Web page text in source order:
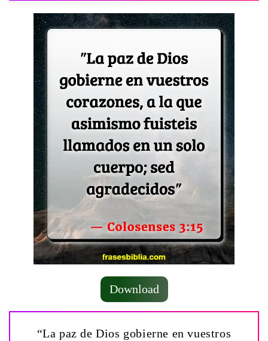
Download
“La paz de Dios gobierne en vuestros